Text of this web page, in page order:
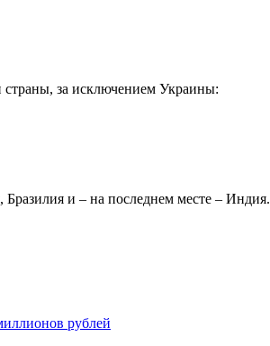
страны, за исключением Украины:
и – на последнем месте – Индия.
рублей